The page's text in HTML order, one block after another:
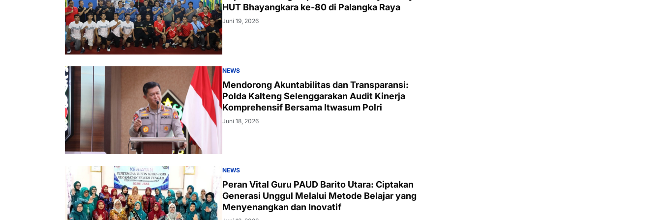
HUT Bhayangkara ke-80 di Palangka Raya
Juni 19, 2026
NEWS
Mendorong Akuntabilitas dan Transparansi:
Polda Kalteng Selenggarakan Audit Kinerja
Komprehensif Bersama Itwasum Polri
Juni 18, 2026
NEWS
Peran Vital Guru PAUD Barito Utara: Ciptakan
Generasi Unggul Melalui Metode Belajar yang
Menyenangkan dan Inovatif